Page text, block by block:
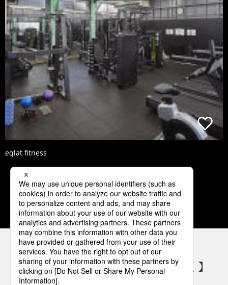
eqlat fitness
1 2 3 4 5
パナソニックの電気設備 SNSアカウント